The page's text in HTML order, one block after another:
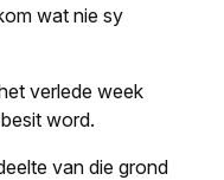
wat nie sy
verlede week
word.
van die grond